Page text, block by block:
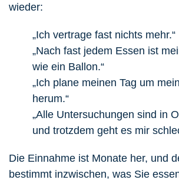
wieder:
„Ich vertrage fast nichts mehr.“
„Nach fast jedem Essen ist
wie ein Ballon.“
„Ich plane meinen Tag um
herum.“
„Alle Untersuchungen sind in
und trotzdem geht es mir
Die Einnahme ist Monate her, und
bestimmt inzwischen, was Sie